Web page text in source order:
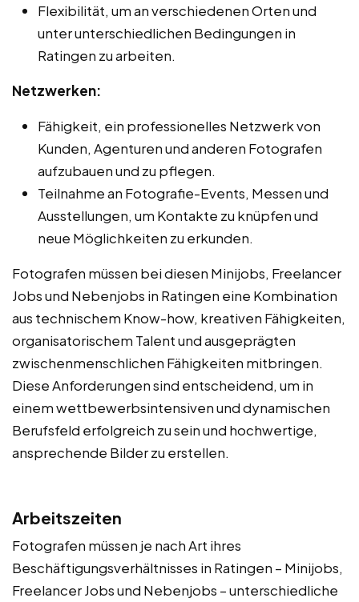
Flexibilität, um an verschiedenen Orten und
unter unterschiedlichen Bedingungen in
Ratingen zu arbeiten.
Netzwerken:
Fähigkeit, ein professionelles Netzwerk von
Kunden, Agenturen und anderen Fotografen
aufzubauen und zu pflegen.
Teilnahme an Fotografie-Events, Messen und
Ausstellungen, um Kontakte zu knüpfen und
neue Möglichkeiten zu erkunden.
Fotografen müssen bei diesen Minijobs, Freelancer
Jobs und Nebenjobs in Ratingen eine Kombination
aus technischem Know-how, kreativen Fähigkeiten,
organisatorischem Talent und ausgeprägten
zwischenmenschlichen Fähigkeiten mitbringen.
Diese Anforderungen sind entscheidend, um in
einem wettbewerbsintensiven und dynamischen
Berufsfeld erfolgreich zu sein und hochwertige,
ansprechende Bilder zu erstellen.
Arbeitszeiten
Fotografen müssen je nach Art ihres
Beschäftigungsverhältnisses in Ratingen – Minijobs,
Freelancer Jobs und Nebenjobs – unterschiedliche